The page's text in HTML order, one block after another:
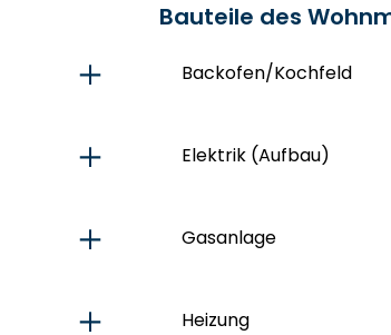
Bauteile des
Backofen/Kochfeld
Elektrik (Aufbau)
Gasanlage
Heizung